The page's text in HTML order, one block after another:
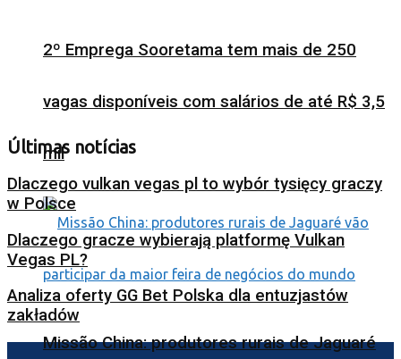
2º Emprega Sooretama tem mais de 250
vagas disponíveis com salários de até R$ 3,5
mil
Missão China: produtores rurais de Jaguaré
Últimas notícias
Dlaczego vulkan vegas pl to wybór tysięcy graczy
w Polsce
Dlaczego gracze wybierają platformę Vulkan
Vegas PL?
Analiza oferty GG Bet Polska dla entuzjastów
zakładów